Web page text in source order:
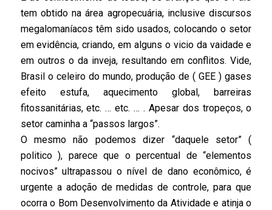
tem obtido na área agropecuária, inclusive discursos
megalomaníacos têm sido usados, colocando o setor
em evidência, criando, em alguns o vicio da vaidade e
em outros o da inveja, resultando em conflitos. Vide,
Brasil o celeiro do mundo, produção de ( GEE ) gases
efeito estufa, aquecimento global, barreiras
fitossanitárias, etc. … etc. … . Apesar dos tropeços, o
setor caminha a “passos largos”.
O mesmo não podemos dizer “daquele setor” (
politico ), parece que o percentual de “elementos
nocivos” ultrapassou o nível de dano econômico, é
urgente a adoção de medidas de controle, para que
ocorra o Bom Desenvolvimento da Atividade e atinja o